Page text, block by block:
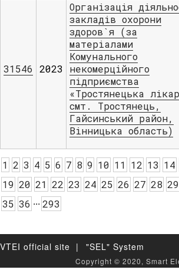
31546 2023
Організація
закладів охорони
здоров`я (за
матеріалами
Комунального
некомерційного
підприємства
«Тростянецька
смт. Тростянець,
Гайсинський район,
Вінницька область)
1 2 3 4 5 6 7 8 9 10 11 12 13 14
19 20 21 22 23 24 25 26 27 28 29
35 36 ... 293
VTEI official site | "SEL" System
Copyright © 2020, Smart